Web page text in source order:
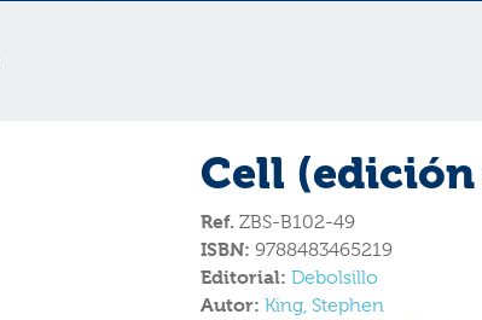
Cell
Ref. ZBS-B102-49
ISBN: 9788483465219
Editorial: Debolsillo
Autor: King, Stephen